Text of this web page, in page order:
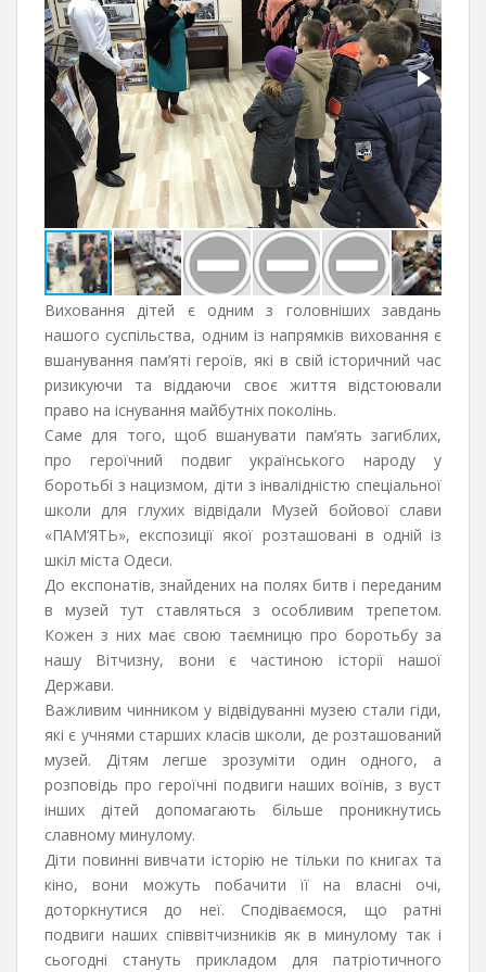
Виховання дітей є одним з головніших завдань
нашого суспільства, одним із напрямків виховання є
вшанування пам’яті героїв, які в свій історичний час
ризикуючи та віддаючи своє життя відстоювали
право на існування майбутніх поколінь.
Саме для того, щоб вшанувати пам’ять загиблих,
про героїчний подвиг українського народу у
боротьбі з нацизмом, діти з інвалідністю спеціальної
школи для глухих відвідали Музей бойової слави
«ПАМ’ЯТЬ», експозиції якої розташовані в одній із
шкіл міста Одеси.
До експонатів, знайдених на полях битв і переданим
в музей тут ставляться з особливим трепетом.
Кожен з них має свою таємницю про боротьбу за
нашу Вітчизну, вони є частиною історії нашої
Держави.
Важливим чинником у відвідуванні музею стали гіди,
які є учнями старших класів школи, де розташований
музей. Дітям легше зрозуміти один одного, а
розповідь про героїчні подвиги наших воїнів, з вуст
інших дітей допомагають більше проникнутись
славному минулому.
Діти повинні вивчати історію не тільки по книгах та
кіно, вони можуть побачити її на власні очі,
доторкнутися до неї. Сподіваємося, що ратні
подвиги наших співвітчизників як в минулому так і
сьогодні стануть прикладом для патріотичного